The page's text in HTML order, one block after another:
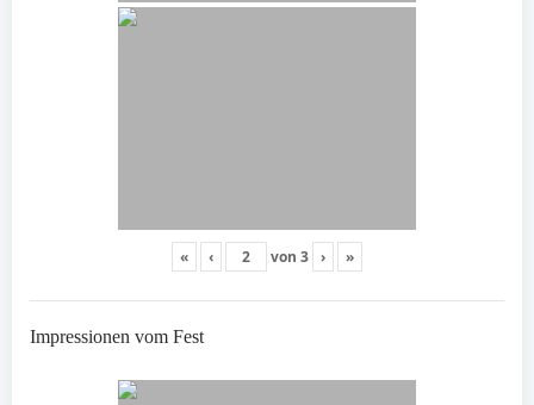
« ‹ von 3 › »
Impressionen vom Fest